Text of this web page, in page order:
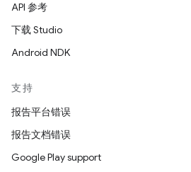
API 参考
下载 Studio
Android NDK
支持
报告平台错误
报告文档错误
Google Play support